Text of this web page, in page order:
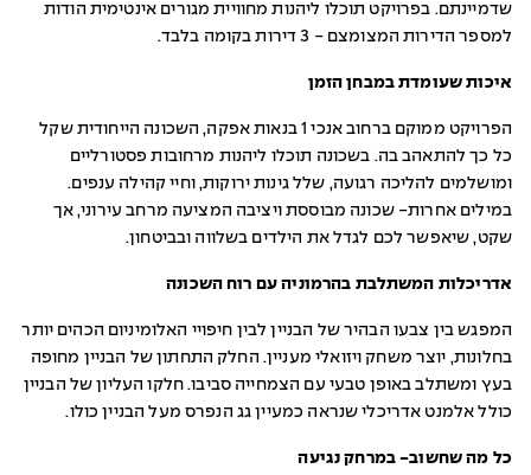
שדמיינתם. בפרויקט תוכלו ליהנות מחוויית מגורים אינטימית הודות
למספר הדירות המצומצם - 3 דירות בקומה בלבד.
איכות שעומדת במבחן הזמן
הפרויקט ממוקם ברחוב אנכי 1 בנאות אפקה, השכונה הייחודית שקל
כל כך להתאהב בה. בשכונה תוכלו ליהנות מרחובות פסטורליים
ומושלמים להליכה רגועה, שלל גינות ירוקות, וחיי קהילה ענפים.
במילים אחרות- שכונה מבוססת ויציבה המציעה מרחב עירוני, אך
שקט, שיאפשר לכם לגדל את הילדים בשלווה ובביטחון.
אדריכלות המשתלבת בהרמוניה עם רוח השכונה
המפגש בין צבעו הבהיר של הבניין לבין חיפויי האלומיניום הכהים יותר
בחלונות, יוצר משחק ויזואלי מעניין. החלק התחתון של הבניין מחופה
בעץ ומשתלב באופן טבעי עם הצמחייה סביבו. חלקו העליון של הבניין
כולל אלמנט אדריכלי שנראה כמעיין גג הנפרס מעל הבניין כולו.
כל מה שחשוב- במרחק נגיעה